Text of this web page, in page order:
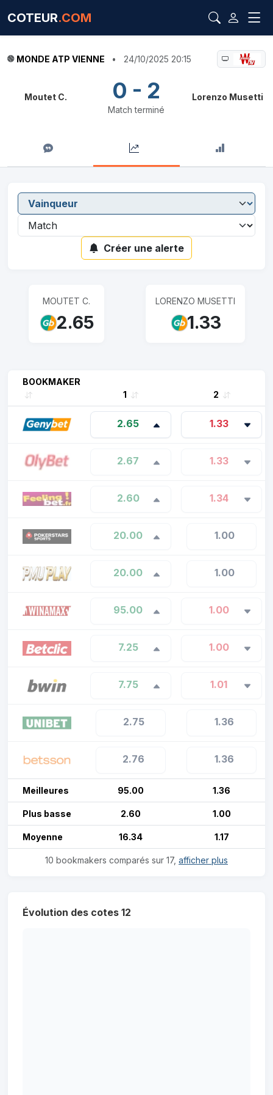
COTEUR.COM
MONDE ATP VIENNE • 24/10/2025 20:15
Moutet C. 0 - 2
Match terminé
Lorenzo Musetti
Créer une alerte
MOUTET C.
2.65
LORENZO MUSETTI
1.33
BOOKMAKER
1
2
2.65 1.33
2.67 1.33
2.60 1.34
20.00 1.00
20.00 1.00
95.00 1.00
7.25 1.00
7.75 1.01
2.75 1.36
2.76 1.36
Meilleures 95.00 1.36
Plus basse 2.60 1.00
Moyenne 16.34 1.17
10 bookmakers comparés sur 17, afficher plus
Évolution des cotes 12